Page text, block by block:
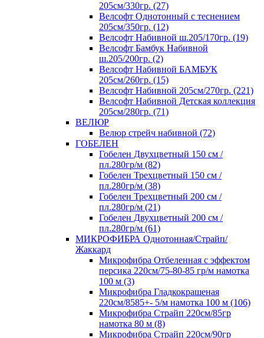
205см/330гр. (27)
Велсофт Однотонный с теснением
205см/350гр. (12)
Велсофт Набивной ш.205/170гр. (19)
Велсофт Бамбук Набивной
ш.205/200гр. (2)
Велсофт Набивной БАМБУК
205см/260гр. (15)
Велсофт Набивной 205см/270гр. (221)
Велсофт Набивной Детская коллекция
205см/280гр. (71)
ВЕЛЮР
Велюр стрейч набивной (72)
ГОБЕЛЕН
Гобелен Двухцветный 150 см /
пл.280гр/м (82)
Гобелен Трехцветный 150 см /
пл.280гр/м (38)
Гобелен Трехцветный 200 см /
пл.280гр/м (21)
Гобелен Двухцветный 200 см /
пл.280гр/м (61)
МИКРОФИБРА Однотонная/Страйп/
Жаккард
Микрофибра Отбеленная с эффектом
персика 220см/75-80-85 гр/м намотка
100 м (3)
Микрофибра Гладкокрашеная
220см/8585+- 5/м намотка 100 м (106)
Микрофибра Страйп 220см/85гр
намотка 80 м (8)
Микрофибра Страйп 220см/90гр